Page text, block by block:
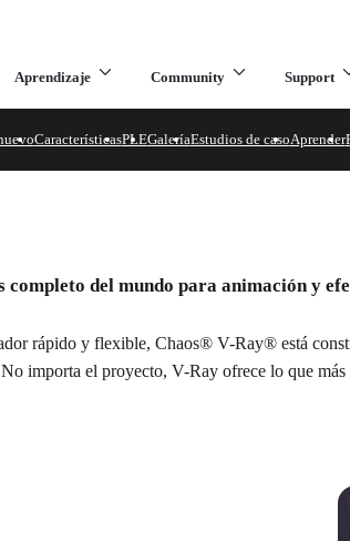
Aprendizaje Community Support
CaracterísticasPLEGaleríaEstudios de casoAprender
del mundo para animación y
rápido y flexible, Chaos® V-Ray® está
importa el proyecto, V-Ray ofrece lo que